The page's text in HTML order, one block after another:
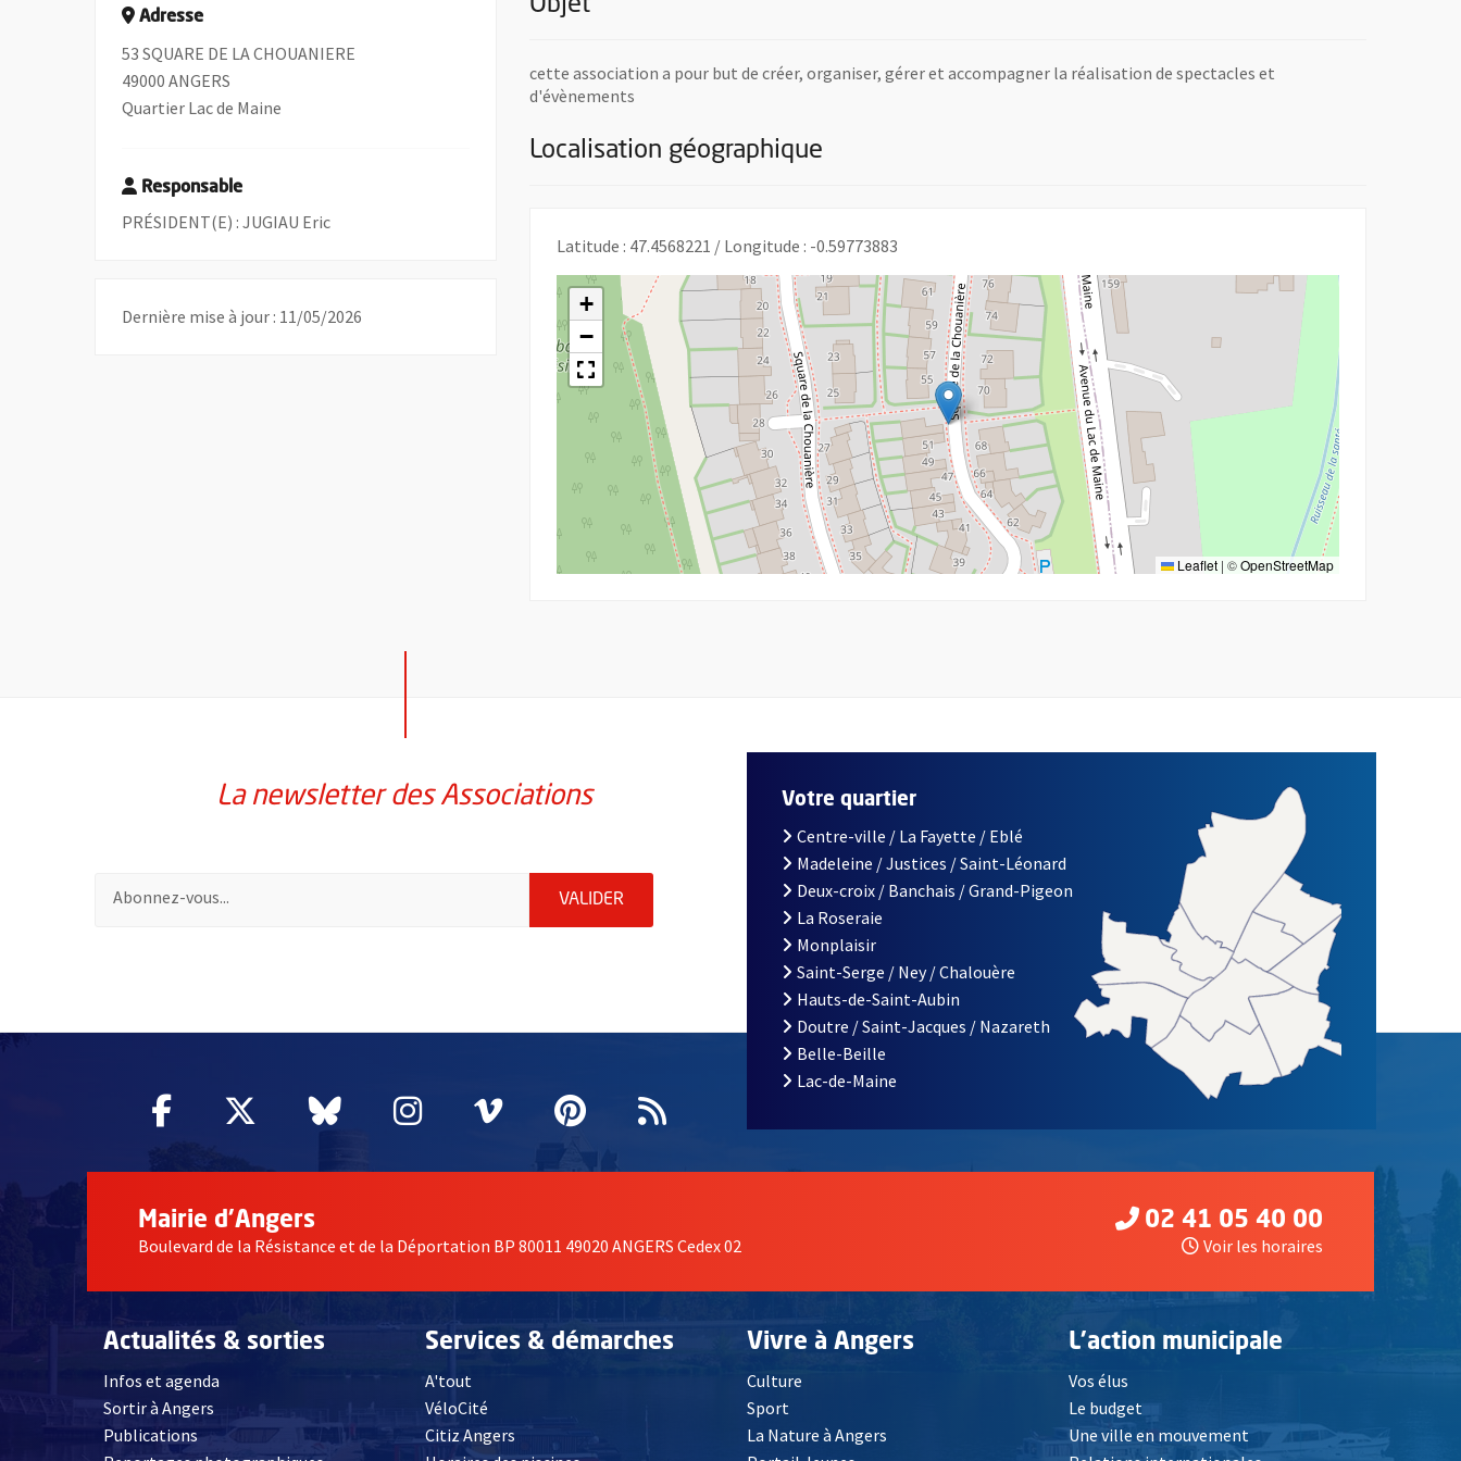
Objet
cette association a pour but de créer, organiser, gérer et accompagner la réalisation de spectacles et
d'évènements
Localisation géographique
Latitude : 47.4568221 / Longitude : -0.59773883
+
−
Leaflet | ©OpenStreetMap
Adresse
53 SQUARE DE LA CHOUANIERE
49000 ANGERS
Quartier Lac de Maine
Responsable
PRÉSIDENT(E) : JUGIAU Eric
Dernière mise à jour : 11/05/2026
La newsletter des Associations
Pour vous inscrire à la lettre d'information des associations de la ville d'Angers, indiquez votre email (champ obligatoire)
VALIDER ENVOYER MA DEMANDE D'INSCRIPTION À LA LETTRE D'INFORMATION DES ASSOCIATIONS DE LA VILLE
Facebook
, Ouvre une nouvelle fenêtre
Twitter
, Ouvre une nouvelle fenêtre
Bluesky
, Ouvre une nouvelle fenêtre
Instagram
, Ouvre une nouvelle fenêtre
Vimeo
, Ouvre une nouvelle fenêtre
Pinterest
, Ouvre une nouvelle fenêtre
Flux RSS
Votre quartier
Centre-ville / La Fayette / Eblé
Madeleine / Justices / Saint-Léonard
Deux-croix / Banchais / Grand-Pigeon
La Roseraie
Monplaisir
Saint-Serge / Ney / Chalouère
Hauts-de-Saint-Aubin
Doutre / Saint-Jacques / Nazareth
Belle-Beille
Lac-de-Maine
Mairie d'Angers
Boulevard de la Résistance et de la Déportation BP 80011 49020 ANGERS Cedex 02
02 41 05 40 00
Voir les horaires
Actualités & sorties
Infos et agenda
Sortir à Angers
Publications
Services & démarches
A'tout
VéloCité
Citiz Angers , Ouvre une nouvelle fenêtre
Vivre à Angers
Culture
Sport
La Nature à Angers
L'action municipale
Vos élus
Le budget
Une ville en mouvement